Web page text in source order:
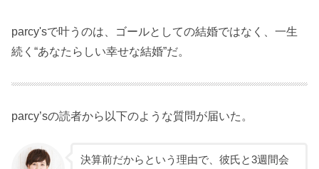
parcy'sで叶うのは、ゴールとしての結婚ではなく、一生
続く“あなたらしい幸せな結婚”だ。
parcy’sの読者から以下のような質問が届いた。
決算前だからという理由で、彼氏と3週間会